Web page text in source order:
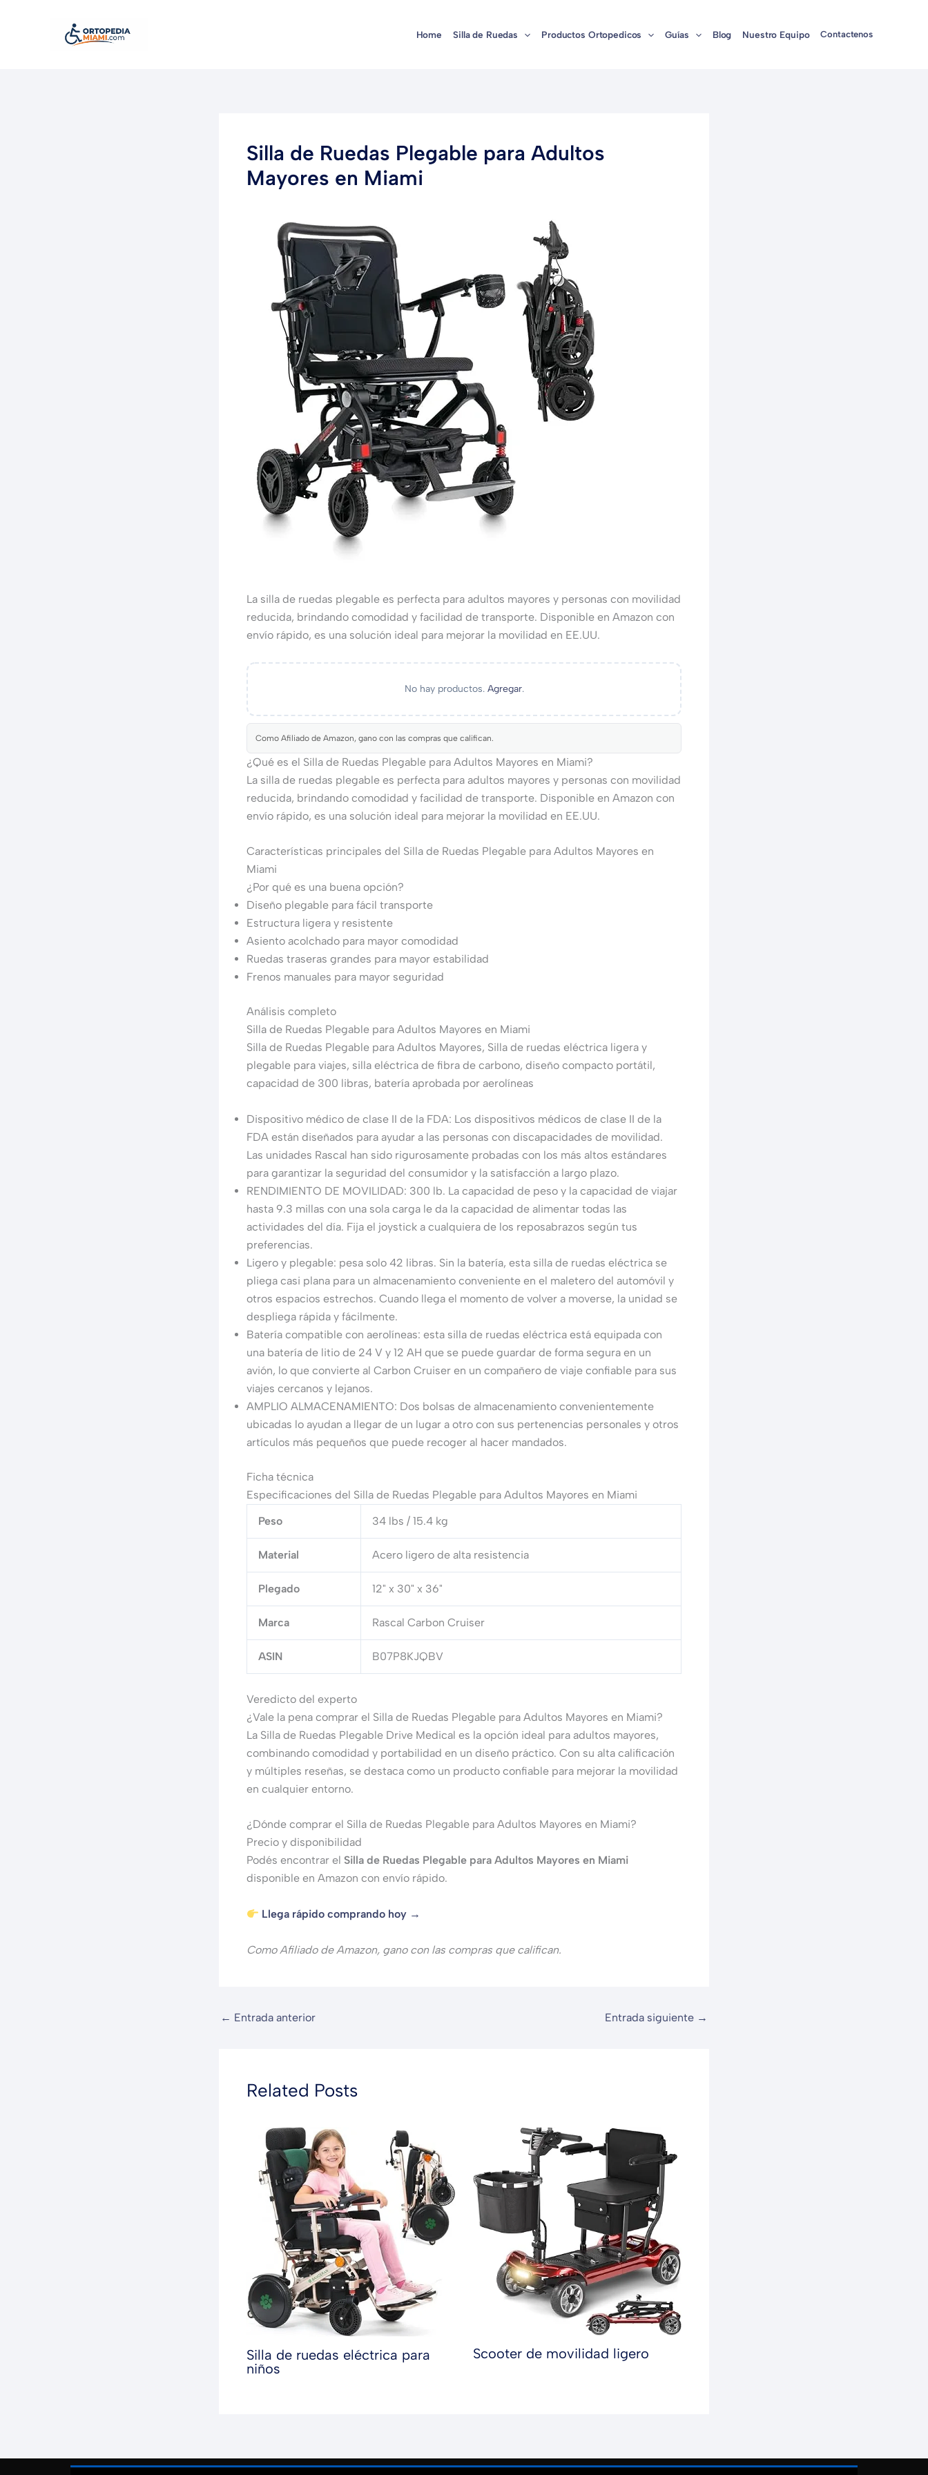
Home Silla de Ruedas Productos Ortopedicos Guías Blog Nuestro Equipo Contactenos
Silla de Ruedas Plegable para Adultos
Mayores en Miami
La silla de ruedas plegable es perfecta para adultos mayores y personas con movilidad
reducida, brindando comodidad y facilidad de transporte. Disponible en Amazon con
envío rápido, es una solución ideal para mejorar la movilidad en EE.UU.
No hay productos. Agregar.
Como Afiliado de Amazon, gano con las compras que califican.
¿Qué es el Silla de Ruedas Plegable para Adultos Mayores en Miami?
La silla de ruedas plegable es perfecta para adultos mayores y personas con movilidad
reducida, brindando comodidad y facilidad de transporte. Disponible en Amazon con
envío rápido, es una solución ideal para mejorar la movilidad en EE.UU.
Características principales del Silla de Ruedas Plegable para Adultos Mayores en
Miami
¿Por qué es una buena opción?
Diseño plegable para fácil transporte
Estructura ligera y resistente
Asiento acolchado para mayor comodidad
Ruedas traseras grandes para mayor estabilidad
Frenos manuales para mayor seguridad
Análisis completo
Silla de Ruedas Plegable para Adultos Mayores en Miami
Silla de Ruedas Plegable para Adultos Mayores, Silla de ruedas eléctrica ligera y
plegable para viajes, silla eléctrica de fibra de carbono, diseño compacto portátil,
capacidad de 300 libras, batería aprobada por aerolíneas
Dispositivo médico de clase II de la FDA: Los dispositivos médicos de clase II de la
FDA están diseñados para ayudar a las personas con discapacidades de movilidad.
Las unidades Rascal han sido rigurosamente probadas con los más altos estándares
para garantizar la seguridad del consumidor y la satisfacción a largo plazo.
RENDIMIENTO DE MOVILIDAD: 300 lb. La capacidad de peso y la capacidad de viajar
hasta 9.3 millas con una sola carga le da la capacidad de alimentar todas las
actividades del día. Fija el joystick a cualquiera de los reposabrazos según tus
preferencias.
Ligero y plegable: pesa solo 42 libras. Sin la batería, esta silla de ruedas eléctrica se
pliega casi plana para un almacenamiento conveniente en el maletero del automóvil y
otros espacios estrechos. Cuando llega el momento de volver a moverse, la unidad se
despliega rápida y fácilmente.
Batería compatible con aerolíneas: esta silla de ruedas eléctrica está equipada con
una batería de litio de 24 V y 12 AH que se puede guardar de forma segura en un
avión, lo que convierte al Carbon Cruiser en un compañero de viaje confiable para sus
viajes cercanos y lejanos.
AMPLIO ALMACENAMIENTO: Dos bolsas de almacenamiento convenientemente
ubicadas lo ayudan a llegar de un lugar a otro con sus pertenencias personales y otros
artículos más pequeños que puede recoger al hacer mandados.
Ficha técnica
Especificaciones del Silla de Ruedas Plegable para Adultos Mayores en Miami
Peso
34 lbs / 15.4 kg
Material Acero ligero de alta resistencia
Plegado 12" x 30" x 36"
Marca Rascal Carbon Cruiser
ASIN B07P8KJQBV
Veredicto del experto
¿Vale la pena comprar el Silla de Ruedas Plegable para Adultos Mayores en Miami?
La Silla de Ruedas Plegable Drive Medical es la opción ideal para adultos mayores,
combinando comodidad y portabilidad en un diseño práctico. Con su alta calificación
y múltiples reseñas, se destaca como un producto confiable para mejorar la movilidad
en cualquier entorno.
¿Dónde comprar el Silla de Ruedas Plegable para Adultos Mayores en Miami?
Precio y disponibilidad
Podés encontrar el Silla de Ruedas Plegable para Adultos Mayores en Miami
disponible en Amazon con envío rápido.
Llega rápido comprando hoy →
Como Afiliado de Amazon, gano con las compras que califican.
← Entrada anterior Entrada siguiente →
Related Posts
Silla de ruedas eléctrica para
niños
Scooter de movilidad ligero